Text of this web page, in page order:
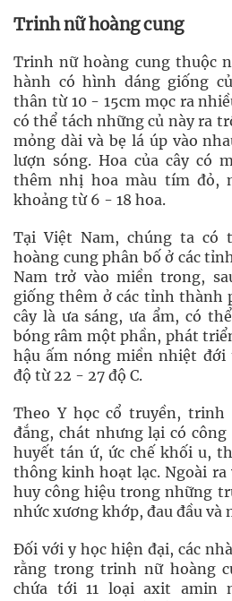
Trinh nữ hoàng cung
Trinh nữ hoàng cung thuộc
hành có hình dáng giống
thân từ 10 - 15cm mọc ra
có thể tách những củ này ra
mỏng dài và bẹ lá úp vào
lượn sóng. Hoa của cây có
thêm nhị hoa màu tím đỏ,
khoảng từ 6 - 18 hoa.
Tại Việt Nam, chúng ta có
hoàng cung phân bố ở các
Nam trở vào miền trong,
giống thêm ở các tỉnh thành
cây là ưa sáng, ưa ẩm, có
bóng râm một phần, phát
hậu ấm nóng miền nhiệt
độ từ 22 - 27 độ C.
Theo Y học cổ truyền, trinh
đắng, chát nhưng lại có
huyết tán ứ, ức chế khối u,
thông kinh hoạt lạc. Ngoài ra
huy công hiệu trong những
nhức xương khớp, đau đầu và
Đối với y học hiện đại, các
rằng trong trinh nữ hoàng
chứa tới 11 loại axit amin